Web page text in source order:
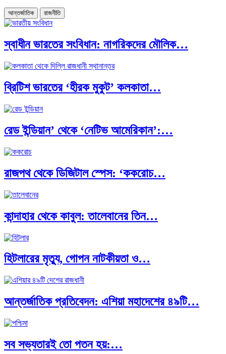
আন্তর্জাতিক রাজনীতি
স্বাধীন ভারতের সংবিধান: নাগরিকদের মৌলিক…
ব্রিটিশ ভারতের ‘হীরক মুকুট’ কলকাতা…
রেড ইন্ডিয়ান’ থেকে ‘নেটিভ আমেরিকান’:…
রাজপথ থেকে ডিজিটাল স্পেস: ‘ককরোচ…
কান্দাহার থেকে কাবুল: তালেবানের তিন…
হিটলারের মৃত্যু, গোপন নাটকীয়তা ও…
আন্তর্জাতিক প্রতিবেদন: এশিয়া মহাদেশের ৪৯টি…
সব সভ্যতারই তো পতন হয়:…